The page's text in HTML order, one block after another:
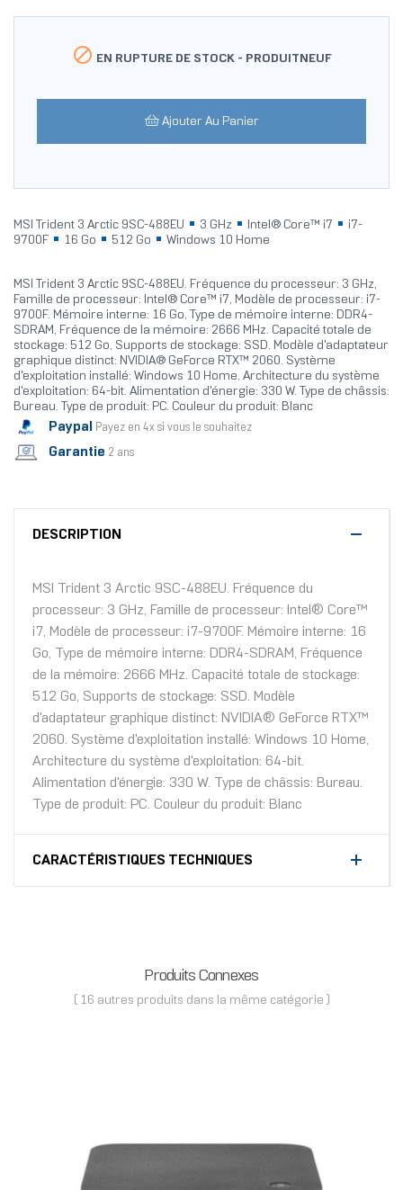
 EN RUPTURE DE STOCK - PRODUITNEUF
Ajouter Au Panier
MSI Trident 3 Arctic 9SC-488EU 3 GHz Intel® Core™ i7
i7-
9700F
16 Go 512 Go Windows 10 Home
MSI Trident 3 Arctic 9SC-488EU. Fréquence du processeur: 3 GHz,
Famille de processeur: Intel® Core™ i7, Modèle de processeur: i7-
9700F. Mémoire interne: 16 Go, Type de mémoire interne: DDR4-
SDRAM, Fréquence de la mémoire: 2666 MHz. Capacité totale de
stockage: 512 Go, Supports de stockage: SSD. Modèle d'adaptateur
graphique distinct: NVIDIA® GeForce RTX™ 2060. Système
d'exploitation installé: Windows 10 Home, Architecture du système
d'exploitation: 64-bit. Alimentation d'énergie: 330 W. Type de châssis:
Bureau. Type de produit: PC. Couleur du produit: Blanc
Paypal Payez en 4x si vous le souhaitez
Garantie 2 ans
DESCRIPTION
MSI Trident 3 Arctic 9SC-488EU. Fréquence du
processeur: 3 GHz, Famille de processeur: Intel® Core™
i7, Modèle de processeur: i7-9700F. Mémoire interne: 16
Go, Type de mémoire interne: DDR4-SDRAM, Fréquence
de la mémoire: 2666 MHz. Capacité totale de stockage:
512 Go, Supports de stockage: SSD. Modèle
d'adaptateur graphique distinct: NVIDIA® GeForce RTX™
2060. Système d'exploitation installé: Windows 10 Home,
Architecture du système d'exploitation: 64-bit.
Alimentation d'énergie: 330 W. Type de châssis: Bureau.
Type de produit: PC. Couleur du produit: Blanc
CARACTÉRISTIQUES TECHNIQUES
Produits Connexes
( 16 autres produits dans la même catégorie )